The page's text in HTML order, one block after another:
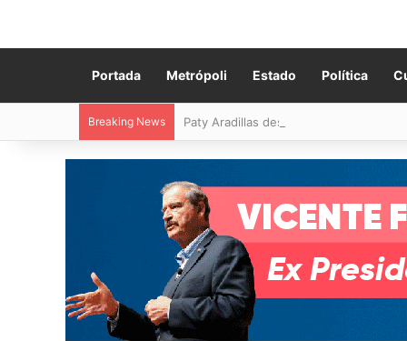
Portada Metrópoli Estado Política
Breaking News Paty Aradillas destaca impacto del